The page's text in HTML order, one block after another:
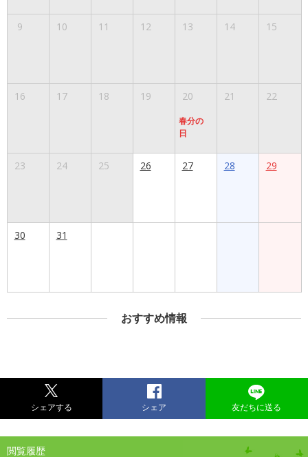
9 10 11 12 13 14 15
16 17 18 19 20
春分の
日
21 22
23 24 25 26 27 28 29
30 31
おすすめ情報
シェアする シェア 友だちに送る
閲覧履歴